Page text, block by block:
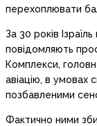
перехоплювати
За 30 років
повідомляють
Комплекси,
авіацію, в умовах
позбавленими
Фактично ними